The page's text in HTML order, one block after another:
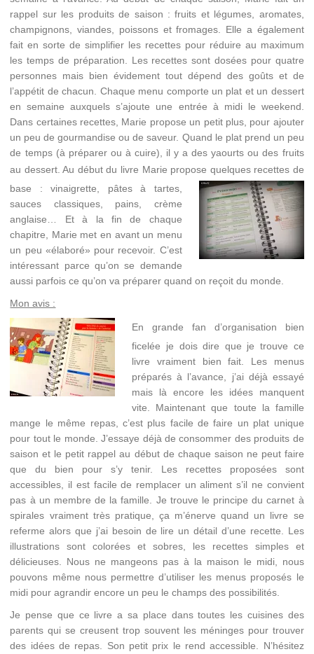
rappel sur les produits de saison : fruits et légumes, aromates,
champignons, viandes, poissons et fromages. Elle a également
fait en sorte de simplifier les recettes pour réduire au maximum
les temps de préparation. Les recettes sont dosées pour quatre
personnes mais bien évidement tout dépend des goûts et de
l’appétit de chacun. Chaque menu comporte un plat et un dessert
en semaine auxquels s’ajoute une entrée à midi le weekend.
Dans certaines recettes, Marie propose un petit plus, pour ajouter
un peu de gourmandise ou de saveur. Quand le plat prend un peu
de temps (à préparer ou à cuire), il y a des yaourts ou des fruits
au dessert. Au début du livre Marie propose quelques recettes de
base : vinaigrette, pâtes à tartes,
sauces classiques, pains, crème
anglaise… Et à la fin de chaque
chapitre, Marie met en avant un menu
un peu «élaboré» pour recevoir. C’est
intéressant parce qu’on se demande
aussi parfois ce qu’on va préparer quand on reçoit du monde.
Mon avis :
En grande fan d’organisation bien
ficelée je dois dire que je trouve ce
livre vraiment bien fait. Les menus
préparés à l’avance, j’ai déjà essayé
mais là encore les idées manquent
vite. Maintenant que toute la famille
mange le même repas, c’est plus facile de faire un plat unique
pour tout le monde. J’essaye déjà de consommer des produits de
saison et le petit rappel au début de chaque saison ne peut faire
que du bien pour s’y tenir. Les recettes proposées sont
accessibles, il est facile de remplacer un aliment s’il ne convient
pas à un membre de la famille. Je trouve le principe du carnet à
spirales vraiment très pratique, ça m’énerve quand un livre se
referme alors que j’ai besoin de lire un détail d’une recette. Les
illustrations sont colorées et sobres, les recettes simples et
délicieuses. Nous ne mangeons pas à la maison le midi, nous
pouvons même nous permettre d’utiliser les menus proposés le
midi pour agrandir encore un peu le champs des possibilités.
Je pense que ce livre a sa place dans toutes les cuisines des
parents qui se creusent trop souvent les méninges pour trouver
des idées de repas. Son petit prix le rend accessible. N’hésitez